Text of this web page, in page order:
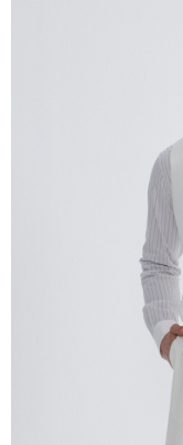
※ 交易是否成功請以「
是否繳費成功／繳費後需
https://
１．透過由恩沛科技股份
易，需依本服務之必要範
權轉讓予恩沛科技股份有
２．關於個人資料處理事
https://aftee.tw/terms/
３．未成年的使用者請事
「AFTEE先享後付」，若
４．使用「AFTEE先享後
時審查核予不同之上限額
請求用戶進行身份認證。
５．嚴禁一人註冊多個帳
恩沛科技股份有限公司將